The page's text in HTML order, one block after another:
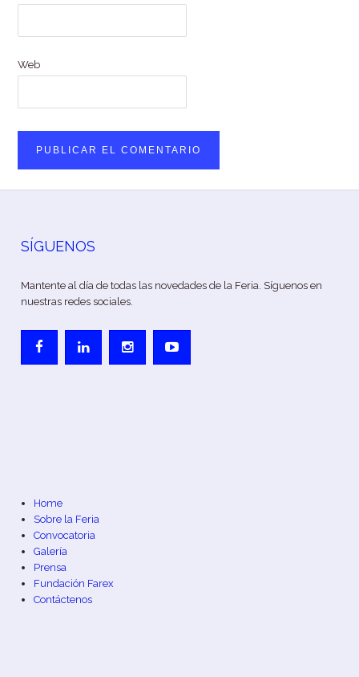
Web
SÍGUENOS
Mantente al día de todas las novedades de la Feria. Síguenos en
nuestras redes sociales.
Home
Sobre la Feria
Convocatoria
Galería
Prensa
Fundación Farex
Contáctenos